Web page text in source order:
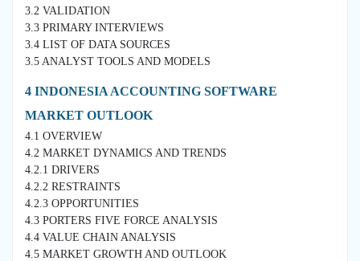
3.2 VALIDATION
3.3 PRIMARY INTERVIEWS
3.4 LIST OF DATA SOURCES
3.5 ANALYST TOOLS AND MODELS
4 INDONESIA ACCOUNTING SOFTWARE
MARKET OUTLOOK
4.1 OVERVIEW
4.2 MARKET DYNAMICS AND TRENDS
4.2.1 DRIVERS
4.2.2 RESTRAINTS
4.2.3 OPPORTUNITIES
4.3 PORTERS FIVE FORCE ANALYSIS
4.4 VALUE CHAIN ANALYSIS
4.5 MARKET GROWTH AND OUTLOOK